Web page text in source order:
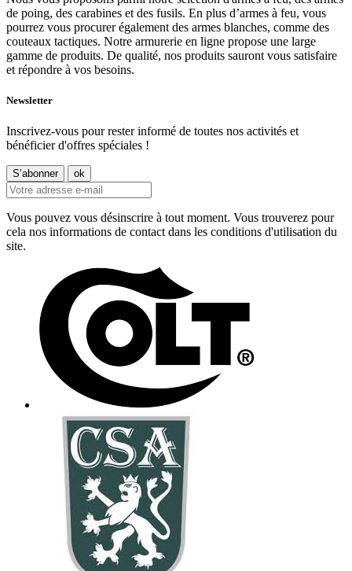
de poing, des carabines et des fusils. En plus d’armes à feu, vous
pourrez vous procurer également des armes blanches, comme des
couteaux tactiques. Notre armurerie en ligne propose une large
gamme de produits. De qualité, nos produits sauront vous satisfaire
et répondre à vos besoins.
Newsletter
Inscrivez-vous pour rester informé de toutes nos activités et
bénéficier d'offres spéciales !
Vous pouvez vous désinscrire à tout moment. Vous trouverez pour
cela nos informations de contact dans les conditions d'utilisation du
site.